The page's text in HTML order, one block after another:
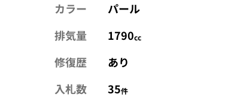
カラー
パール
排気量
1790cc
修復歴
あり
入札数
35件